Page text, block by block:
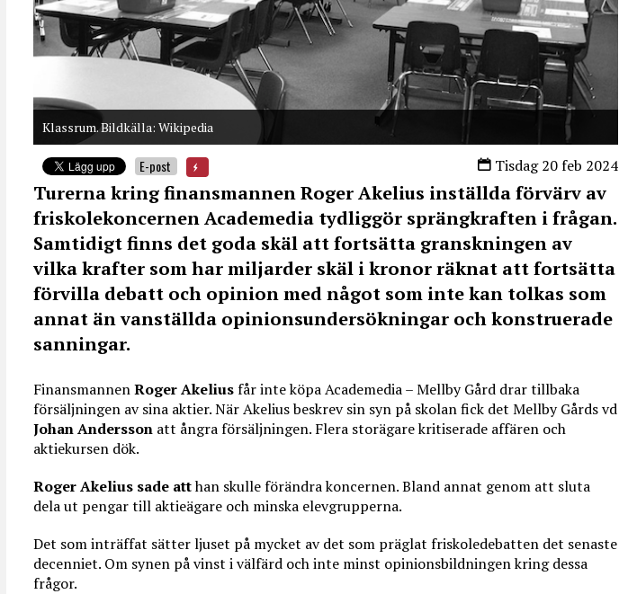
Klassrum. Bildkälla: Wikipedia
Tisdag 20 feb 2024
E-post
Turerna kring finansmannen Roger Akelius inställda förvärv av
friskolekoncernen Academedia tydliggör sprängkraften i frågan.
Samtidigt finns det goda skäl att fortsätta granskningen av
vilka krafter som har miljarder skäl i kronor räknat att fortsätta
förvilla debatt och opinion med något som inte kan tolkas som
annat än vanställda opinionsundersökningar och konstruerade
sanningar.
FinansmannenRoger Akeliusfår inte köpa Academedia – Mellby Gård drar tillbaka
försäljningen av sina aktier. När Akelius beskrev sin syn på skolan fick det Mellby Gårds vd
Johan Andersson att ångra försäljningen. Flera storägare kritiserade affären och
aktiekursen dök.
Roger Akelius sade atthan skulle förändra koncernen. Bland annat genom att sluta
dela ut pengar till aktieägare och minska elevgrupperna.
Det som inträffat sätter ljuset på mycket av det som präglat friskoledebatten det senaste
decenniet. Om synen på vinst i välfärd och inte minst opinionsbildningen kring dessa
frågor.